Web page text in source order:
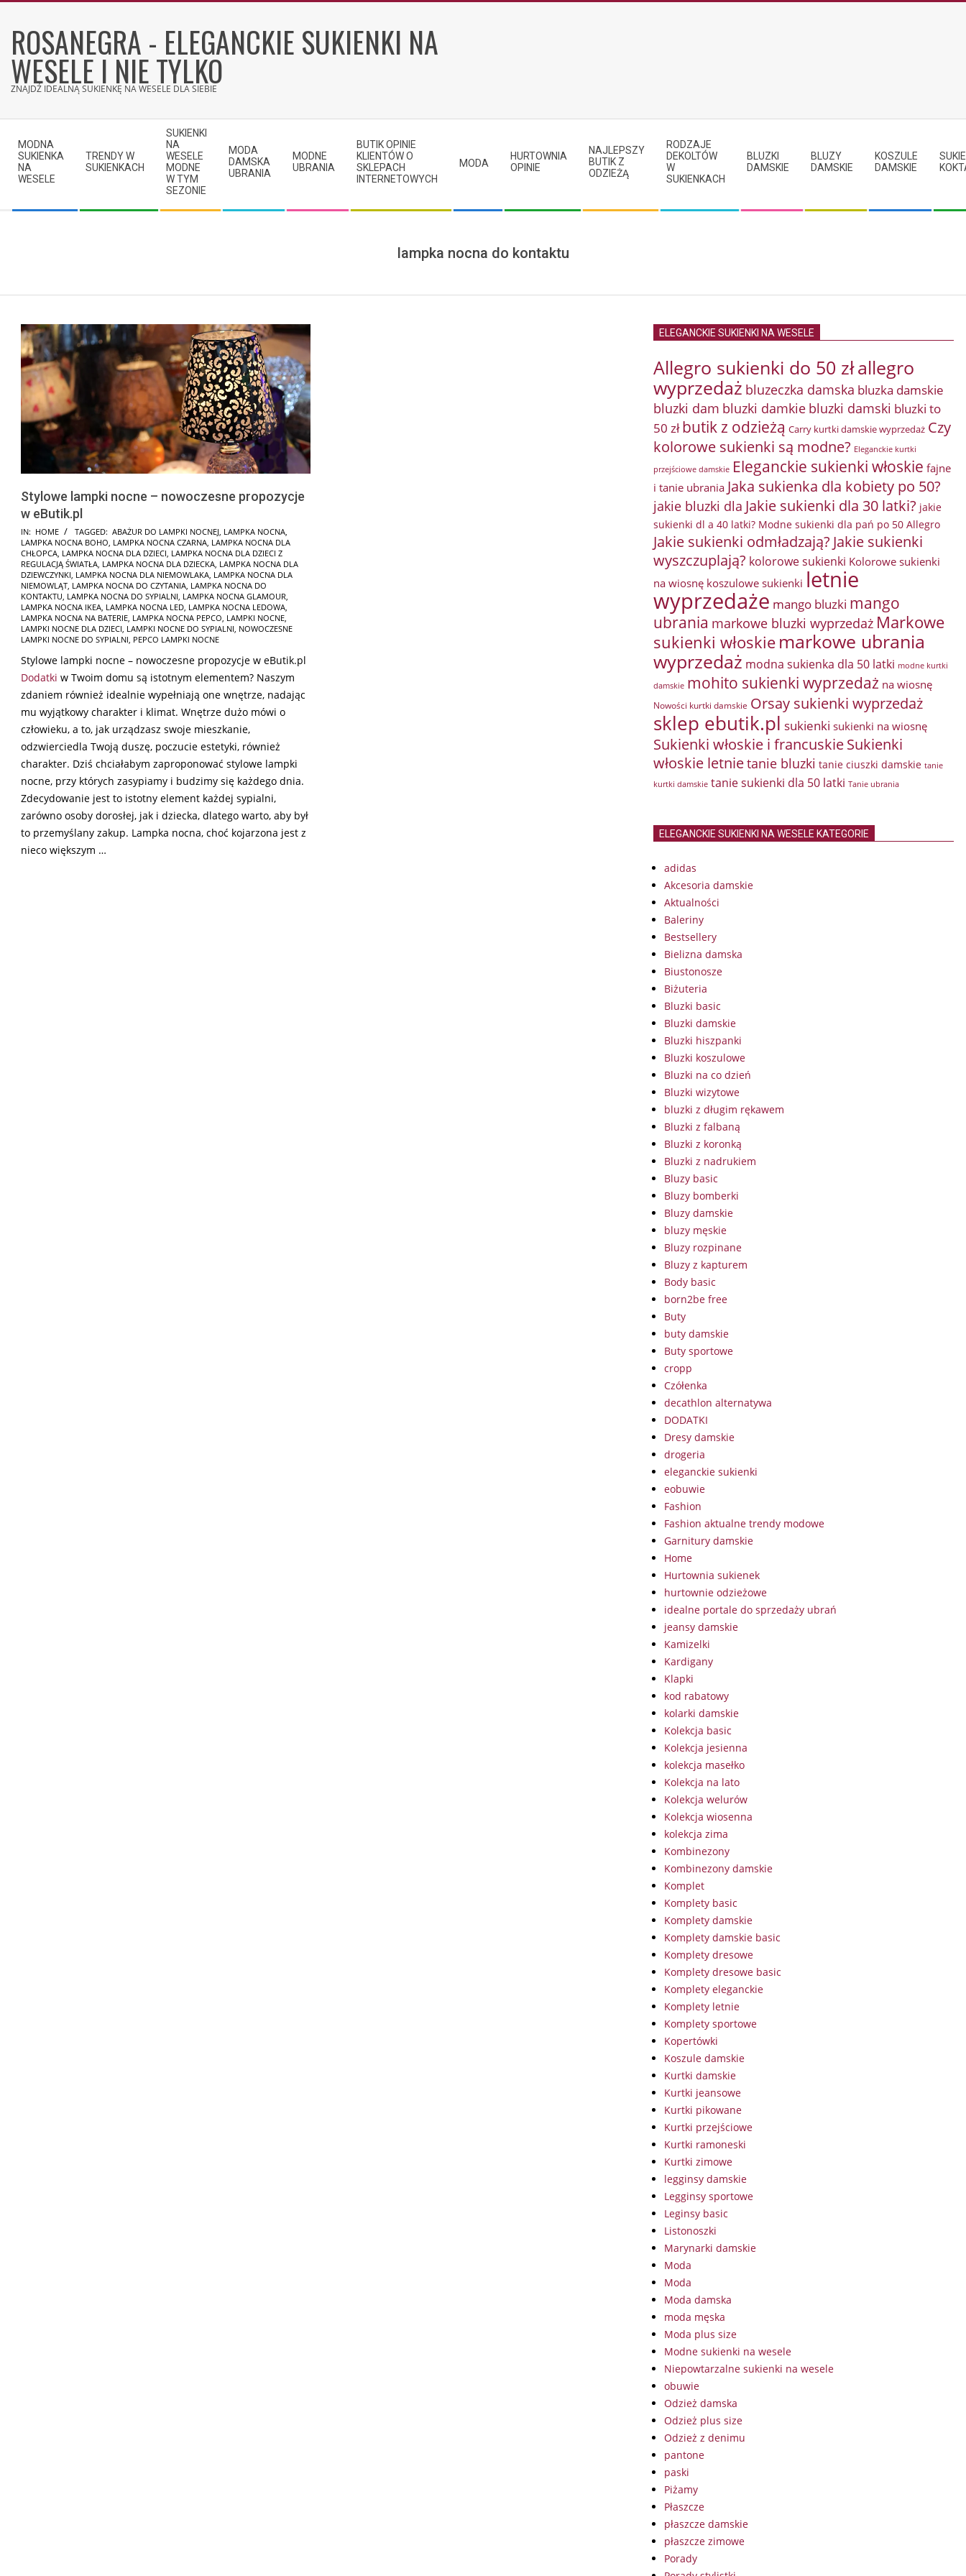
contentROSANEGRA - ELEGANCKIE SUKIENKI NA
WESELE I NIE TYLKO
ZNAJDŹ IDEALNĄ SUKIENKĘ NA WESELE DLA SIEBIE
Navigation
Menu
MODNA
SUKIENKA
NA
WESELE
TRENDY W
SUKIENKACH
SUKIENKI
NA
WESELE
MODNE
W TYM
SEZONIE
MODA
DAMSKA
UBRANIA
MODNE
UBRANIA
BUTIK OPINIE
KLIENTÓW O
SKLEPACH
INTERNETOWYCH
MODA
HURTOWNIA
OPINIE
NAJLEPSZY
BUTIK Z
ODZIEŻĄ
RODZAJE
DEKOLTÓW
W
SUKIENKACH
BLUZKI
DAMSKIE
BLUZY
DAMSKIE
KOSZULE
DAMSKIE
lampka nocna do kontaktu
Stylowe lampki nocne – nowoczesne propozycje
w eButik.pl
2025-
01-
19
IN: HOME TAGGED: ABAŻUR DO LAMPKI NOCNEJ, LAMPKA NOCNA,
LAMPKA NOCNA BOHO, LAMPKA NOCNA CZARNA, LAMPKA NOCNA DLA
CHŁOPCA, LAMPKA NOCNA DLA DZIECI, LAMPKA NOCNA DLA DZIECI Z
REGULACJĄ ŚWIATŁA, LAMPKA NOCNA DLA DZIECKA, LAMPKA NOCNA DLA
DZIEWCZYNKI, LAMPKA NOCNA DLA NIEMOWLAKA, LAMPKA NOCNA DLA
NIEMOWLĄT, LAMPKA NOCNA DO CZYTANIA, LAMPKA NOCNA DO
KONTAKTU, LAMPKA NOCNA DO SYPIALNI, LAMPKA NOCNA GLAMOUR,
LAMPKA NOCNA IKEA, LAMPKA NOCNA LED, LAMPKA NOCNA LEDOWA,
LAMPKA NOCNA NA BATERIE, LAMPKA NOCNA PEPCO, LAMPKI NOCNE,
LAMPKI NOCNE DLA DZIECI, LAMPKI NOCNE DO SYPIALNI, NOWOCZESNE
LAMPKI NOCNE DO SYPIALNI, PEPCO LAMPKI NOCNE
Stylowe lampki nocne – nowoczesne propozycje w eButik.pl
Dodatki w Twoim domu są istotnym elementem? Naszym
zdaniem również idealnie wypełniają one wnętrze, nadając
mu wyjątkowy charakter i klimat. Wnętrze dużo mówi o
człowieku, a to, jak urządzasz swoje mieszkanie,
odzwierciedla Twoją duszę, poczucie estetyki, również
charakter. Dziś chciałabym zaproponować stylowe lampki
nocne, przy których zasypiamy i budzimy się każdego dnia.
Zdecydowanie jest to istotny element każdej sypialni,
zarówno osoby dorosłej, jak i dziecka, dlatego warto, aby był
to przemyślany zakup. Lampka nocna, choć kojarzona jest z
nieco większym …
ELEGANCKIE SUKIENKI NA WESELE
Allegro sukienki do 50 złallegro
wyprzedaż bluzeczka damska bluzka damskie
bluzki dam bluzki damkie bluzki damski bluzki to
50 zł butik z odzieżą Carry kurtki damskie wyprzedaż Czy
kolorowe sukienki są modne? Eleganckie kurtki
przejściowe damskie Eleganckie sukienki włoskie fajne
i tanie ubrania Jaka sukienka dla kobiety po 50?
jakie bluzki dla Jakie sukienki dla 30 latki? jakie
sukienki dl a 40 latki? Modne sukienki dla pań po 50 Allegro
Jakie sukienki odmładzają? Jakie sukienki
wyszczuplają? kolorowe sukienki Kolorowe sukienki
na wiosnę koszulowe sukienki letnie
wyprzedaże mango bluzki mango
ubrania markowe bluzki wyprzedaż Markowe
sukienki włoskie markowe ubrania
wyprzedaż modna sukienka dla 50 latki modne kurtki
damskie mohito sukienki wyprzedaż na wiosnę
Nowości kurtki damskie Orsay sukienki wyprzedaż
sklep ebutik.pl sukienki sukienki na wiosnę
Sukienki włoskie i francuskieSukienki
włoskie letnietanie bluzki tanie ciuszki damskie tanie
kurtki damskie tanie sukienki dla 50 latki Tanie ubrania
ELEGANCKIE SUKIENKI NA WESELE KATEGORIE
adidas
Akcesoria damskie
Aktualności
Baleriny
Bestsellery
Bielizna damska
Biustonosze
Biżuteria
Bluzki basic
Bluzki damskie
Bluzki hiszpanki
Bluzki koszulowe
Bluzki na co dzień
Bluzki wizytowe
bluzki z długim rękawem
Bluzki z falbaną
Bluzki z koronką
Bluzki z nadrukiem
Bluzy basic
Bluzy bomberki
Bluzy damskie
bluzy męskie
Bluzy rozpinane
Bluzy z kapturem
Body basic
born2be free
Buty
buty damskie
Buty sportowe
cropp
Czółenka
decathlon alternatywa
DODATKI
Dresy damskie
drogeria
eleganckie sukienki
eobuwie
Fashion
Fashion aktualne trendy modowe
Garnitury damskie
Home
Hurtownia sukienek
hurtownie odzieżowe
idealne portale do sprzedaży ubrań
jeansy damskie
Kamizelki
Kardigany
Klapki
kod rabatowy
kolarki damskie
Kolekcja basic
Kolekcja jesienna
kolekcja masełko
Kolekcja na lato
Kolekcja welurów
Kolekcja wiosenna
kolekcja zima
Kombinezony
Kombinezony damskie
Komplet
Komplety basic
Komplety damskie
Komplety damskie basic
Komplety dresowe
Komplety dresowe basic
Komplety eleganckie
Komplety letnie
Komplety sportowe
Kopertówki
Koszule damskie
Kurtki damskie
Kurtki jeansowe
Kurtki pikowane
Kurtki przejściowe
Kurtki ramoneski
Kurtki zimowe
legginsy damskie
Legginsy sportowe
Leginsy basic
Listonoszki
Marynarki damskie
Moda
Moda
Moda damska
moda męska
Moda plus size
Modne sukienki na wesele
Niepowtarzalne sukienki na wesele
obuwie
Odzież damska
Odzież plus size
Odzież z denimu
pantone
paski
Piżamy
Płaszcze
płaszcze damskie
płaszcze zimowe
Porady